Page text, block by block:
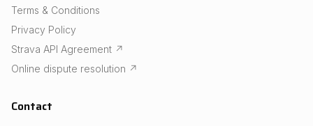
Terms & Conditions
Privacy Policy
Strava API Agreement ↗
Online dispute resolution ↗
Contact